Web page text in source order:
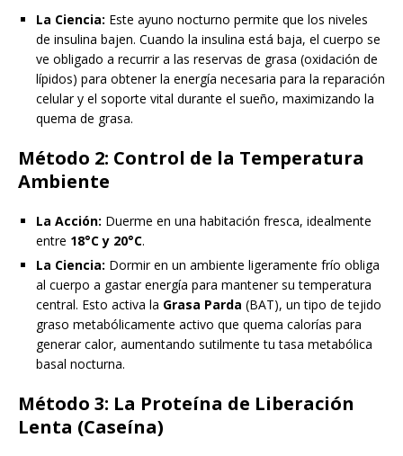
La Ciencia: Este ayuno nocturno permite que los niveles
de insulina bajen. Cuando la insulina está baja, el cuerpo se
ve obligado a recurrir a las reservas de grasa (oxidación de
lípidos) para obtener la energía necesaria para la reparación
celular y el soporte vital durante el sueño, maximizando la
quema de grasa.
Método 2: Control de la Temperatura
Ambiente
La Acción: Duerme en una habitación fresca, idealmente
entre 18°C y 20°C.
La Ciencia: Dormir en un ambiente ligeramente frío obliga
al cuerpo a gastar energía para mantener su temperatura
central. Esto activa la Grasa Parda (BAT), un tipo de tejido
graso metabólicamente activo que quema calorías para
generar calor, aumentando sutilmente tu tasa metabólica
basal nocturna.
Método 3: La Proteína de Liberación
Lenta (Caseína)